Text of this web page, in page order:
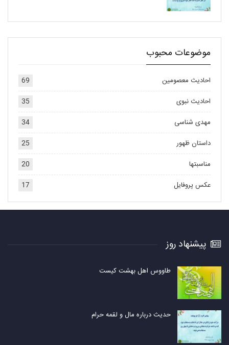
موضوعات محبوب
احادیث معصومین
69
احادیث نبوی
35
مهدی شناسی
34
داستان ظهور
25
مناسبتها
20
عکس پروفایل
17
پیشنهاد روز
طاووس اهل بهشت کیست
حدیث درباره مال و لقمه حرام